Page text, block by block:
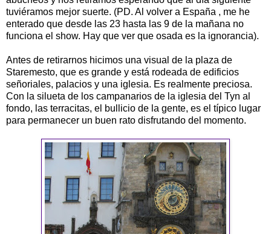
tuviéramos mejor suerte. (PD. Al volver a España , me he
enterado que desde las 23 hasta las 9 de la mañana no
funciona el show. Hay que ver que osada es la ignorancia).
Antes de retirarnos hicimos una visual de la plaza de
Staremesto, que es grande y está rodeada de edificios
señoriales, palacios y una iglesia. Es realmente preciosa.
Con la silueta de los campanarios de la iglesia del Tyn al
fondo, las terracitas, el bullicio de la gente, es el típico lugar
para permanecer un buen rato disfrutando del momento.